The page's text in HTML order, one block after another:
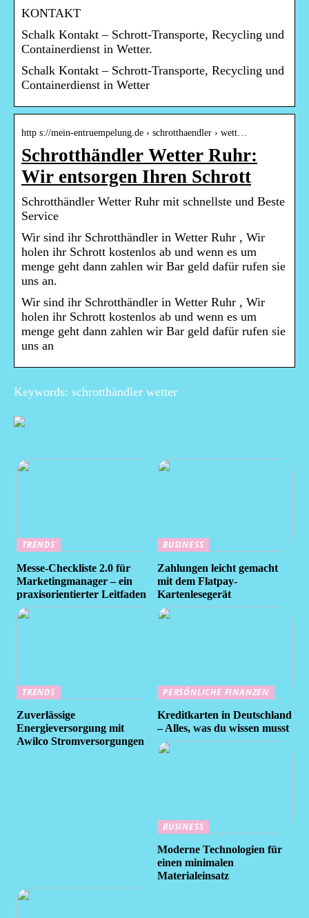
KONTAKT
Schalk Kontakt – Schrott-Transporte, Recycling und
Containerdienst in Wetter.
Schalk Kontakt – Schrott-Transporte, Recycling und
Containerdienst in Wetter
http s://mein-entruempelung.de › schrotthaendler › wett…
Schrotthändler Wetter Ruhr:
Wir entsorgen Ihren Schrott
Schrotthändler Wetter Ruhr mit schnellste und Beste
Service
Wir sind ihr Schrotthändler in Wetter Ruhr , Wir
holen ihr Schrott kostenlos ab und wenn es um
menge geht dann zahlen wir Bar geld dafür rufen sie
uns an.
Wir sind ihr Schrotthändler in Wetter Ruhr , Wir
holen ihr Schrott kostenlos ab und wenn es um
menge geht dann zahlen wir Bar geld dafür rufen sie
uns an
Keywords: schrotthändler wetter
TRENDS
Messe-Checkliste 2.0 für
Marketingmanager – ein
praxisorientierter Leitfaden
BUSINESS
Zahlungen leicht gemacht
mit dem Flatpay-
Kartenlesegerät
TRENDS
Zuverlässige
Energieversorgung mit
Awilco Stromversorgungen
PERSÖNLICHE FINANZEN
Kreditkarten in Deutschland
– Alles, was du wissen musst
BUSINESS
Moderne Technologien für
einen minimalen
Materialeinsatz